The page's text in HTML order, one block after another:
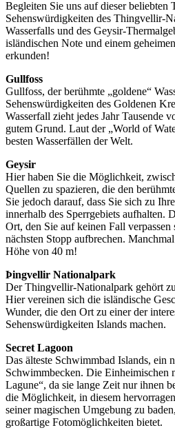
Begleiten Sie uns auf dieser beliebten
Sehenswürdigkeiten des Thingvellir-
Wasserfalls und des Geysir-
isländischen Note und einem
erkunden!
Gullfoss
Gullfoss, der berühmte „goldene“
Sehenswürdigkeiten des Goldenen
Wasserfall zieht jedes Jahr Tausende
gutem Grund. Laut der „World of
besten Wasserfällen der Welt.
Geysir
Hier haben Sie die Möglichkeit,
Quellen zu spazieren, die den
Sie jedoch darauf, dass Sie sich zu
innerhalb des Sperrgebiets aufhalten.
Ort, den Sie auf keinen Fall
nächsten Stopp aufbrechen.
Höhe von 40 m!
Þingvellir Nationalpark
Der Thingvellir-Nationalpark gehört
Hier vereinen sich die isländische
Wunder, die den Ort zu einer der
Sehenswürdigkeiten Islands machen.
Secret Lagoon
Das älteste Schwimmbad Islands, ein
Schwimmbecken. Die Einheimischen
Lagune“, da sie lange Zeit nur ihnen
die Möglichkeit, in diesem
seiner magischen Umgebung zu
großartige Fotomöglichkeiten bietet.